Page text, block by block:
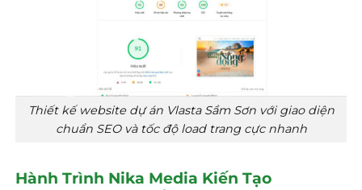
Thiết kế website dự án Vlasta Sầm Sơn với giao diện
chuẩn SEO và tốc độ load trang cực nhanh
Hành Trình Nika Media Kiến Tạo